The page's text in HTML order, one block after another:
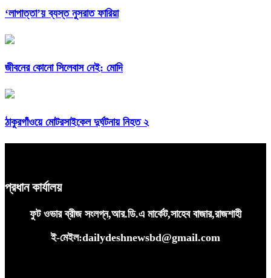
‘লাপাত্তা’য় ব্যস্ত নুসরাত ফারিয়া
জীবনের কোনো সিলেবাস নেই: মোদি
ঠাকুরগাঁওয়ে মোটরসাইকেল দুর্ঘটনায় নিহত ২
প্রধান কার্যালয়
ফুট ওভার ব্রীজ সংলগ্ন,আর.ডি.এ মার্কেট,সাহেব বাজার,রাজশাহী
ই-মেইল:dailydeshnewsbd@gmail.com